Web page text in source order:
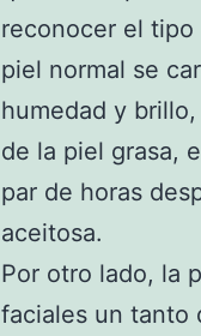
reconocer el
piel normal se
humedad y
de la piel grasa,
par de horas
aceitosa.
Por otro lado, la
faciales un tanto